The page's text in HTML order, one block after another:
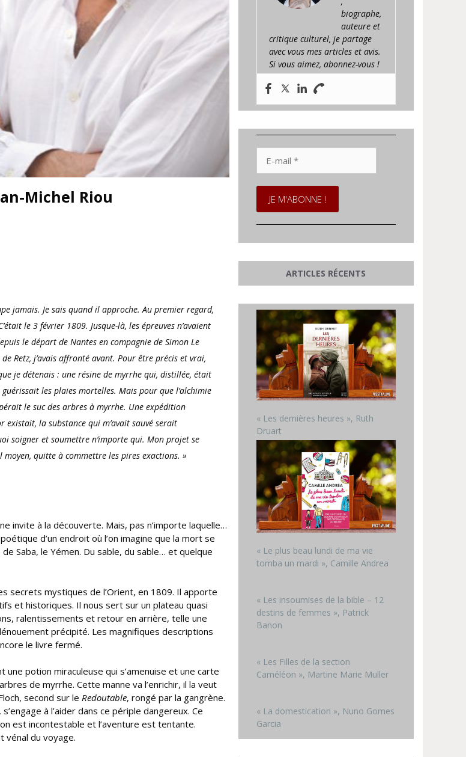
Michel Riou
jamais. Je sais quand il approche. Au premier regard,
le 3 février 1809. Jusque-là, les épreuves n’avaient
le départ de Nantes en compagnie de Simon Le
Retz, j’avais affronté avant. Pour être précis et vrai,
je détenais : une résine de myrrhe qui, distillée, était
les plaies mortelles. Mais pour que l’alchimie
le suc des arbres à myrrhe. Une expédition
existait, la substance qui m’avait sauvé serait
soigner et soumettre n’importe qui. Mon projet se
quitte à commettre les pires exactions. »
invite à la découverte. Mais, pas n’importe laquelle…
d’un endroit où l’on imagine que la mort se
Saba, le Yémen. Du sable, du sable… et quelque
secrets mystiques de l’Orient, en 1809. Il apporte
et historiques. Il nous sert sur un plateau quasi
ralentissements et retour en arrière, telle une
précipité. Les magnifiques descriptions
le livre fermé.
potion miraculeuse qui s’amenuise et une carte
de myrrhe. Cette manne va l’enrichir, il la veut
second sur le Redoutable, rongé par la gangrène.
à l’aider dans ce périple dangereux. Ce
est incontestable et l’aventure est tentante.
vénal du voyage.
biographe,
auteure et
critique culturel, je partage
avec vous mes articles et avis.
Si vous aimez, abonnez-vous !
mail
*
ARTICLES RÉCENTS
« Les dernières heures », Ruth
Druart
« Le plus beau lundi de ma vie
tomba un mardi », Camille Andrea
« Les insoumises de la bible – 12
destins de femmes », Patrick
Banon
« Les Filles de la section
Caméléon », Martine Marie Muller
« La domestication », Nuno Gomes
Garcia